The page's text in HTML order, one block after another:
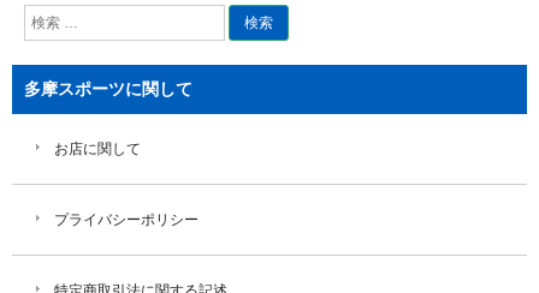
検
索
多摩スポーツに関して
お店に関して
プライバシーポリシー